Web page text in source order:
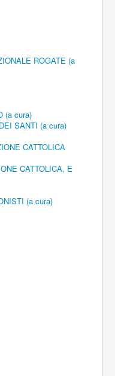
ROGATE (a
(a cura)
SANTI (a cura)
CATTOLICA
CATTOLICA, E
(a cura)